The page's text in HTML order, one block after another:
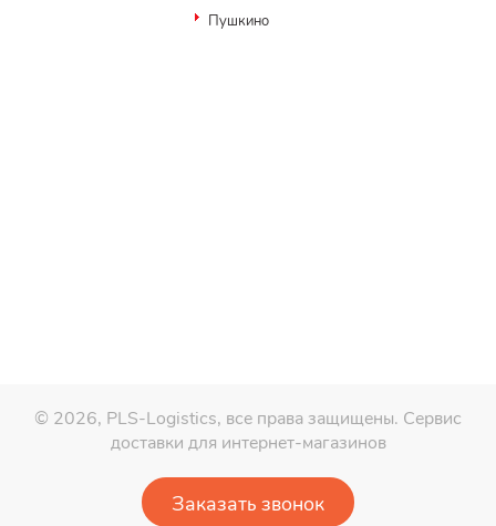
Пушкино
© 2026, PLS-Logistics, все права защищены. Сервис
доставки для интернет-магазинов
Заказать звонок